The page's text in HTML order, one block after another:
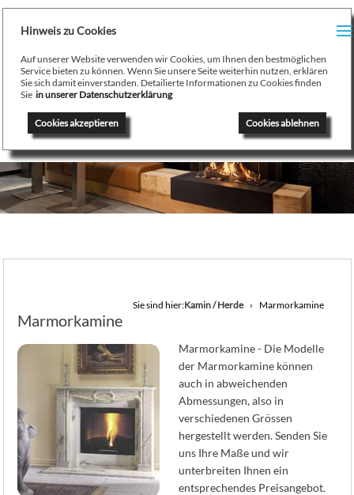
Hinweis zu Cookies
Auf unserer Website verwenden wir Cookies, um Ihnen den bestmöglichen
Service bieten zu können. Wenn Sie unsere Seite weiterhin nutzen, erklären
Sie sich damit einverstanden. Detailierte Informationen zu Cookies finden
Sie in unserer Datenschutzerklärung
Cookies ablehnen
Cookies akzeptieren
August Stamminger
Beratung - Planung - Ausführung - Wartung - Reparatur
Ofenbau Kaminbau Gaskamine Kachelofen Heizkamine
Sie sind hier:Kamin / Herde Marmorkamine
Marmorkamine
Marmorkamine - Die Modelle
der Marmorkamine können
auch in abweichenden
Abmessungen, also in
verschiedenen Grössen
hergestellt werden. Senden Sie
uns Ihre Maße und wir
unterbreiten Ihnen ein
entsprechendes Preisangebot.